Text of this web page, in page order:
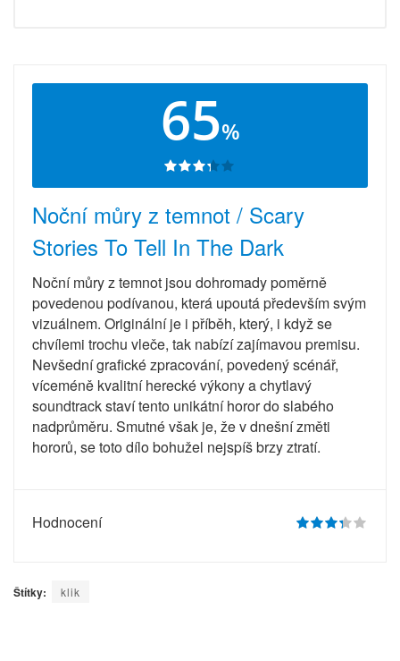
65%
Noční můry z temnot / Scary
Stories To Tell In The Dark
Noční můry z temnot jsou dohromady poměrně
povedenou podívanou, která upoutá především svým
vizuálnem. Originální je i příběh, který, i když se
chvílemi trochu vleče, tak nabízí zajímavou premisu.
Nevšední grafické zpracování, povedený scénář,
víceméně kvalitní herecké výkony a chytlavý
soundtrack staví tento unikátní horor do slabého
nadprůměru. Smutné však je, že v dnešní změti
hororů, se toto dílo bohužel nejspíš brzy ztratí.
Hodnocení
Štítky: klik